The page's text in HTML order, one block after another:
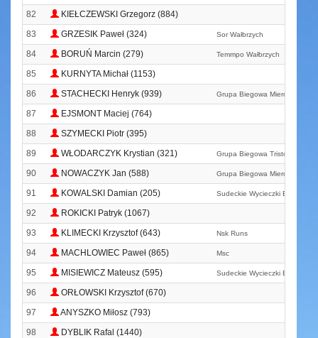
82
KIEŁCZEWSKI Grzegorz (884)
83
GRZESIK Paweł (324) Sor Wałbrzych
84 BORUŃ Marcin (279) Temmpo Wałbrzych
85
KURNYTA Michał (1153)
86
STACHECKI Henryk (939) Grupa Biegowa Mieroszów
87
EJSMONT Maciej (764)
88
SZYMECKI Piotr (395)
89
WŁODARCZYK Krystian (321) Grupa Biegowa Tristone
90 NOWACZYK Jan (588) Grupa Biegowa Mieroszów
91 KOWALSKI Damian (205) Sudeckie Wycieczki Biegowe
92
ROKICKI Patryk (1067)
93
KLIMECKI Krzysztof (643) Nsk Runs
94 MACHLOWIEC Paweł (865) Msc
95 MISIEWICZ Mateusz (595) Sudeckie Wycieczki Biegowe
96
ORŁOWSKI Krzysztof (670)
97
ANYSZKO Miłosz (793)
98
DYBLIK Rafal (1440)